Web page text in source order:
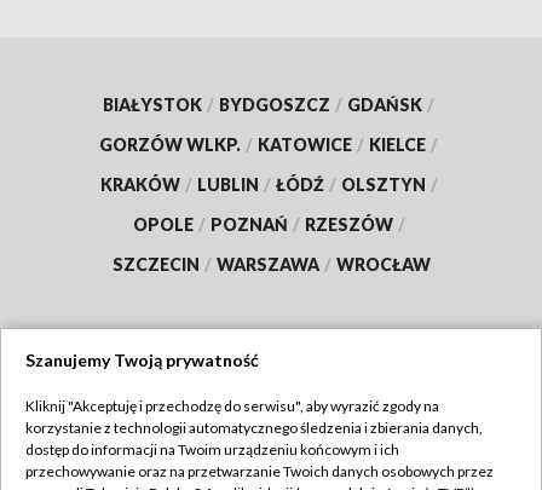
BIAŁYSTOK / BYDGOSZCZ / GDAŃSK /
GORZÓW WLKP. / KATOWICE / KIELCE /
KRAKÓW / LUBLIN / ŁÓDŹ / OLSZTYN /
OPOLE / POZNAŃ / RZESZÓW /
SZCZECIN / WARSZAWA / WROCŁAW
TVP
Abonament TVP
Regulamin TVP
Szanujemy Twoją prywatność
Kliknij "Akceptuję i przechodzę do serwisu", aby wyrazić zgody na
korzystanie z technologii automatycznego śledzenia i zbierania danych,
dostęp do informacji na Twoim urządzeniu końcowym i ich
przechowywanie oraz na przetwarzanie Twoich danych osobowych przez